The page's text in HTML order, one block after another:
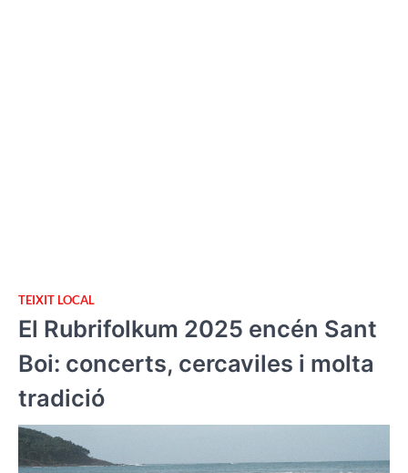
TEIXIT LOCAL
El Rubrifolkum 2025 encén Sant
Boi: concerts, cercaviles i molta
tradició